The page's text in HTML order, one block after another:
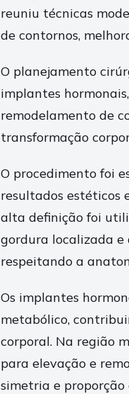
reuniu técnicas
de contornos,
O planejamento
implantes
remodelamento de
transformação
O procedimento foi
resultados estéticos
alta definição foi
gordura localizada e
respeitando a
Os implantes
metabólico,
corporal. Na região
para elevação e
simetria e proporção